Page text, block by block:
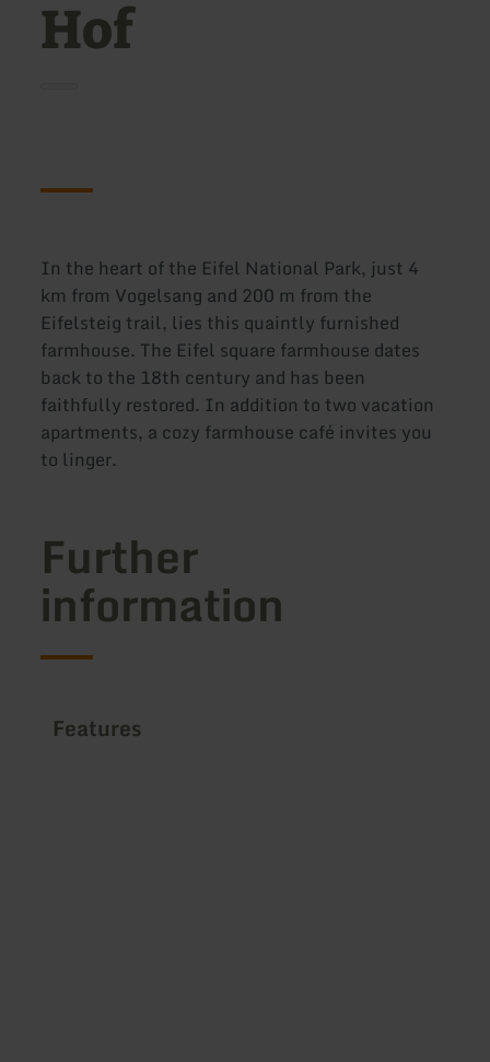
Hof
In the heart of the Eifel National Park, just 4
km from Vogelsang and 200 m from the
Eifelsteig trail, lies this quaintly furnished
farmhouse. The Eifel square farmhouse dates
back to the 18th century and has been
faithfully restored. In addition to two vacation
apartments, a cozy farmhouse café invites you
to linger.
Further
information
Features